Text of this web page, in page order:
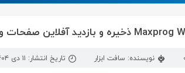
نویسنده: سافت ابزار تاریخ انتشار: ۱۱ دی ۱۴۰۴